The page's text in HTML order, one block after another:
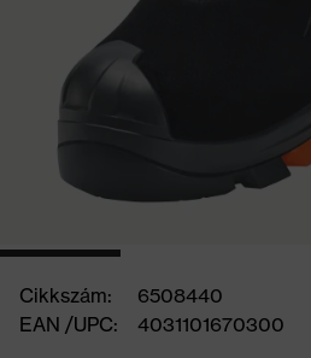
Cikkszám:
6508440
EAN /UPC:
4031101670300